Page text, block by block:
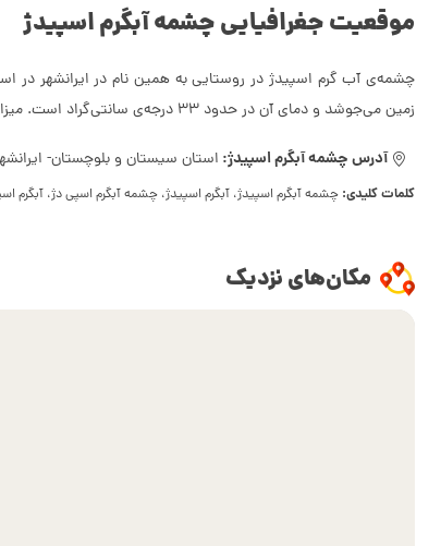
موقعیت جغرافیایی چشمه آبگرم اسپیدژ
چشمه‌ی آب گرم اسپیدژ در روستایی به همین نام در ایرانشهر در
زمین می‌جوشد و دمای آن در حدود 33 درجه‌ی سانتی‌گراد است. میزان آب‌دهی یا دبی این چشمه نیز زیاد است و در هر ثانیه تقریبا 7 لیتر آب از آن خارج می‌شود.
آدرس چشمه آبگرم اسپیدژ: استان سیستان و بلوچستان-
کلمات کلیدی: چشمه آبگرم اسپیدژ، آبگرم اسپیدژ، چشمه آبگرم اسپی دژ،
مکان‌های نزدیک